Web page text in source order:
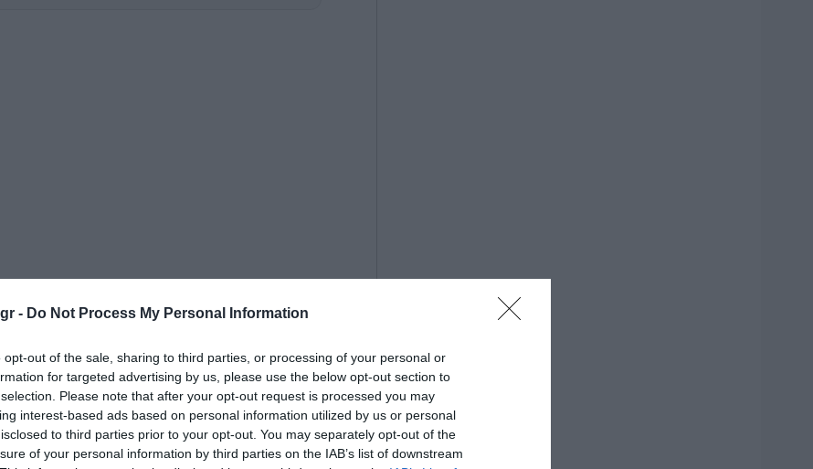
- Do Not Process My Personal Information
opt-out of the sale, sharing to third parties, or processing of your personal or
for targeted advertising by us, please use the below opt-out section to
Please note that after your opt-out request is processed you may
interest-based ads based on personal information utilized by us or personal
to third parties prior to your opt-out. You may separately opt-out of the
of your personal information by third parties on the IAB’s list of downstream